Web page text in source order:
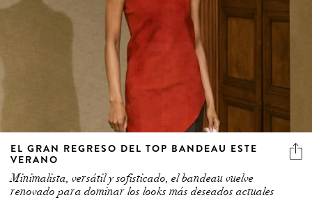
EL GRAN REGRESO DEL TOP BANDEAU ESTE
VERANO
Minimalista, versátil y sofisticado, el bandeau vuelve
renovado para dominar los looks más deseados actuales